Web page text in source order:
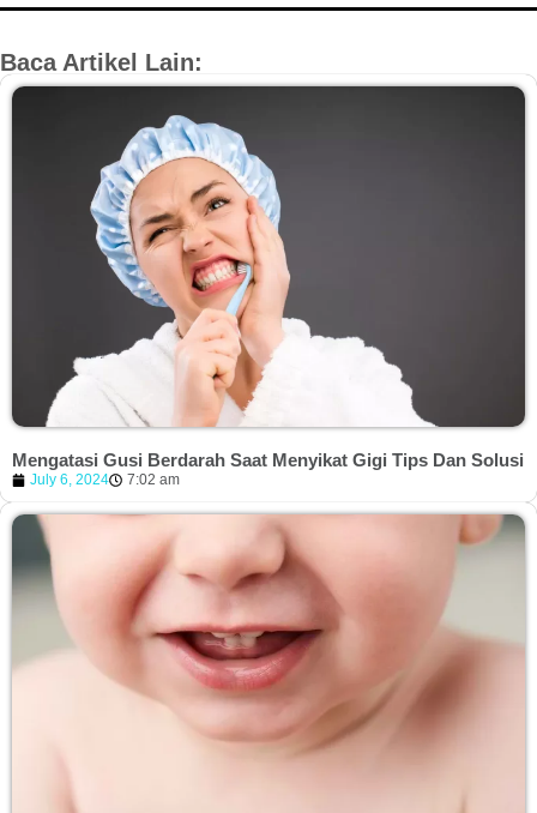
Baca Artikel Lain:
Mengatasi Gusi Berdarah Saat Menyikat Gigi Tips Dan Solusi
July 6, 2024 7:02 am